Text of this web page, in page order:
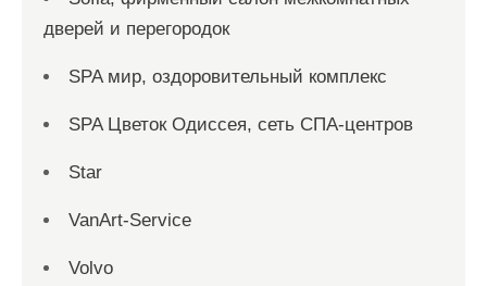
дверей и перегородок
SPA мир, оздоровительный комплекс
SPA Цветок Одиссея, сеть СПА-центров
Star
VanArt-Service
Volvo